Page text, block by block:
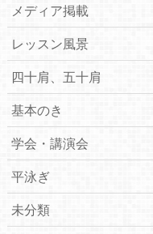
メディア掲載
レッスン風景
四十肩、五十肩
基本のき
学会・講演会
平泳ぎ
未分類